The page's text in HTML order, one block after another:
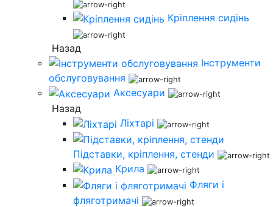
Кріплення сидінь
Назад
Інструменти
обслуговування
Аксесуари
Назад
Ліхтарі
Підставки, кріплення, стенди
Крила
Фляги і
фляготримачі